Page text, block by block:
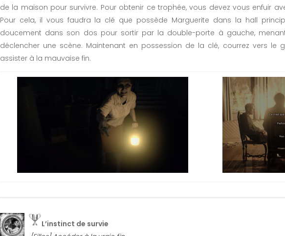
de la maison pour survivre. Pour obtenir ce trophée, vous devez vous enfuir
Pour cela, il vous faudra la clé que possède Marguerite dans la hall
doucement dans son dos pour sortir par la double-porte à gauche,
déclencher une scène. Maintenant en possession de la clé, courrez vers le
assister à la mauvaise fin.
L’instinct de survie